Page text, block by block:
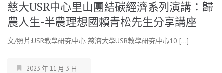
慈大USR中心里山團結碳經濟系列演講：歸
農人生-半農理想國賴青松先生分享講座
文/照片:USR教學研究中心 慈濟大學USR教學研究中心10 […]
2023 年 11 月 3 日